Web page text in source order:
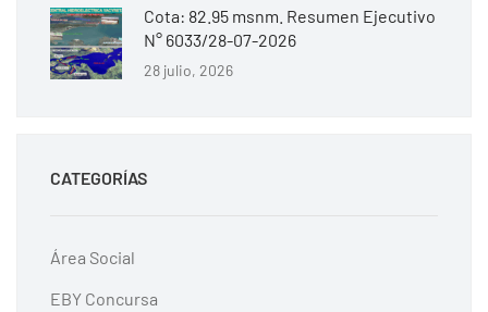
Cota: 82.95 msnm. Resumen Ejecutivo
N° 6033/28-07-2026
28 julio, 2026
CATEGORÍAS
Área Social
EBY Concursa